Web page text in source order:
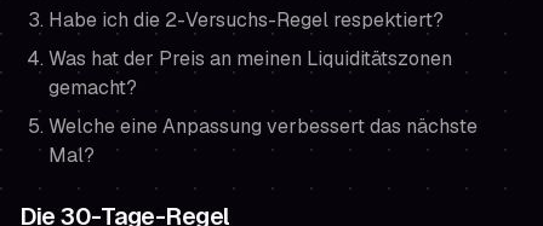
Habe ich die 2-Versuchs-Regel respektiert?
Was hat der Preis an meinen Liquiditätszonen
gemacht?
Welche eine Anpassung verbessert das nächste
Mal?
Die 30-Tage-Regel